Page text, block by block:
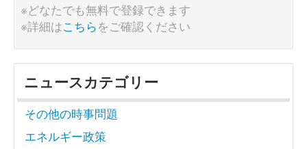
※どなたでも無料で登録できます
※詳細はこちらをご確認ください
ニュースカテゴリー
その他の時事問題
エネルギー政策